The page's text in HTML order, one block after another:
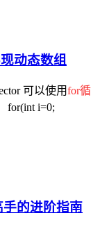
动态数组
可以使用for循
for(int i=0;
手的进阶指南